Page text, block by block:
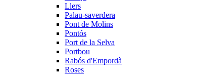
Llers
Palau-saverdera
Pont de Molins
Pontós
Port de la Selva
Portbou
Rabós d'Empordà
Roses